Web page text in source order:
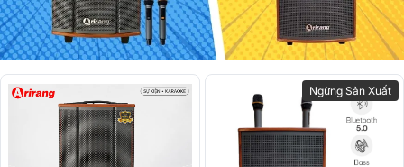
Ngừng Sản Xuất